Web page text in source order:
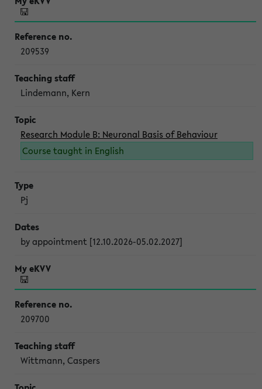
209539
Lindemann, Kern
Research Module B: Neuronal Basis of Behaviour
Course taught in English
Pj
by appointment [12.10.2026-05.02.2027]
209700
Wittmann, Caspers